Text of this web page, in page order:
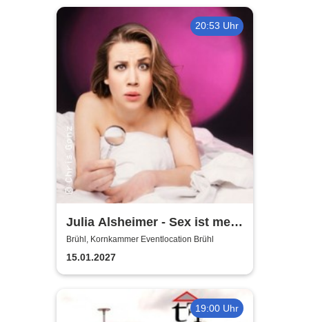
20:53 Uhr
Julia Alsheimer - Sex ist mehr
als nur 'ne Nummer
Brühl, Kornkammer Eventlocation Brühl
15.01.2027
19:00 Uhr